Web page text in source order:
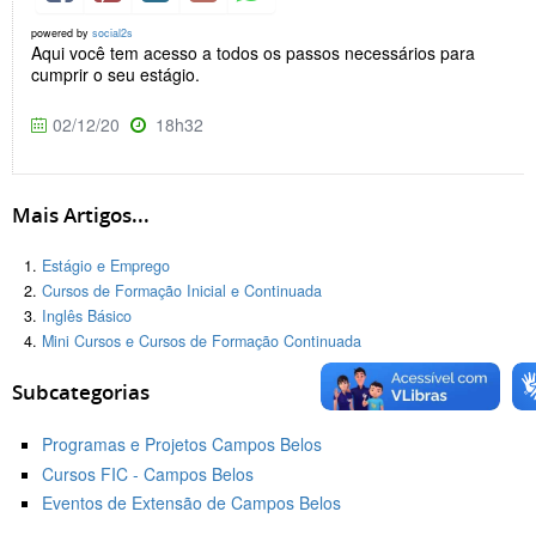
powered by social2s
Aqui você tem acesso a todos os passos necessários para
cumprir o seu estágio.
02/12/20 18h32
Mais Artigos...
Estágio e Emprego
Cursos de Formação Inicial e Continuada
Inglês Básico
Mini Cursos e Cursos de Formação Continuada
Subcategorias
Programas e Projetos Campos Belos
Cursos FIC - Campos Belos
Eventos de Extensão de Campos Belos